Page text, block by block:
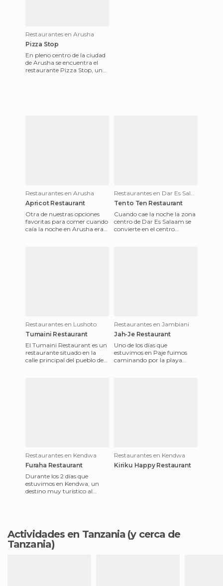
Restaurantes en Arusha
Pizza Stop
En pleno centro de la ciudad
de Arusha se encuentra el
restaurante Pizza Stop, un
Restaurantes en Arusha
Apricot Restaurant
Otra de nuestras opciones
favoritas para comer cuando
caía la noche en Arusha era
Restaurantes en Dar Es Salaam
Ten to Ten Restaurant
Cuando cae la noche la zona
centro de Dar Es Salaam se
convierte en el centro
Restaurantes en Lushoto
Tumaini Restaurant
El Tumaini Restaurant es un
restaurante situado en la
calle principal del pueblo de
Restaurantes en Jambiani
Jah-Je Restaurant
Uno de los días que
estuvimos en Paje fuimos
caminando por la playa
Restaurantes en Kendwa
Furaha Restaurant
Durante los 2 días que
estuvimos en Kendwa, un
destino muy turístico al
Restaurantes en Kendwa
Kiriku Happy Restaurant
Actividades en Tanzania (y cerca de
Tanzania)